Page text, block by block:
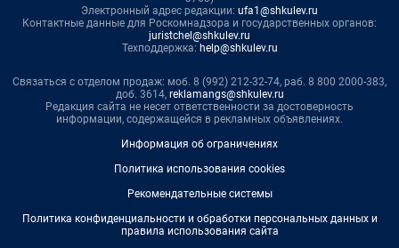
Электронный адрес редакции: ufa1@shkulev.ru
Контактные данные для Роскомнадзора и государственных органов:
juristchel@shkulev.ru
Техподдержка: help@shkulev.ru
Связаться с отделом продаж: моб. 8 (992) 212-32-74, раб. 8 800 2000-383,
доб. 3614, reklamangs@shkulev.ru
Редакция сайта не несет ответственности за достоверность
информации, содержащейся в рекламных объявлениях.
Информация об ограничениях
Политика использования cookies
Рекомендательные системы
Политика конфиденциальности и обработки персональных данных и
правила использования сайта